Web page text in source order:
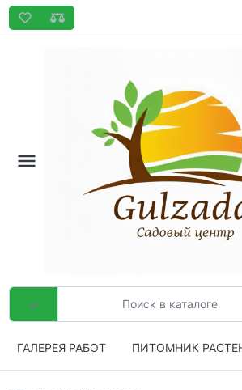
ГАЛЕРЕЯ РАБОТ ПИТОМНИК